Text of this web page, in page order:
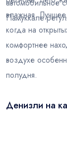
автомобильное
Памуккале
влажная.
когда на
комфортнее
воздухе
полудня.
Денизли на